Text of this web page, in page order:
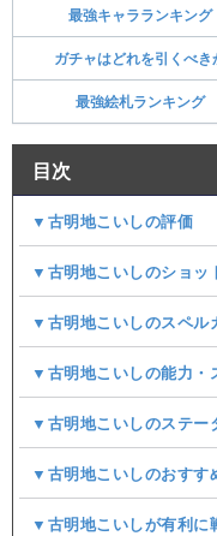
最強キャラランキング
ガチャはどれを引くべき
最強絵札ランキング
目次
▼古明地こいしの評価
▼古明地こいしのショッ
▼古明地こいしのスペル
▼古明地こいしの能力・
▼古明地こいしのステー
▼古明地こいしのおすす
▼古明地こいしが有利に